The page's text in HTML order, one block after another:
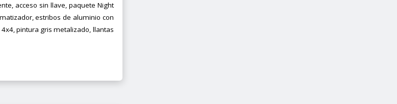
acceso sin llave, paquete Night
estribos de aluminio con
pintura gris metalizado, llantas